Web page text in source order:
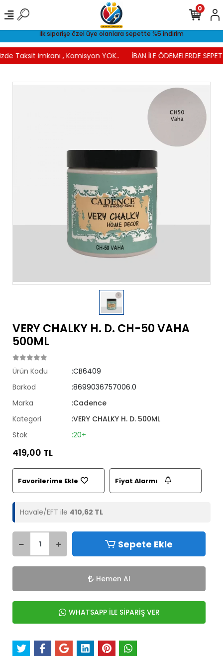
İlk siparişe özel üye olanlara sepette %5 indirim
Taksit imkanı , Komisyon YOK.. İBAN İLE ÖDEMELERDE
0
VERY CHALKY H. D. CH-50 VAHA
500ML
Ürün Kodu
:CB6409
Barkod
:8699036757006.0
Marka
:Cadence
Kategori
:VERY CHALKY H. D. 500ML
Stok
:20+
419,00 TL
Favorilerime Ekle Fiyat Alarmı
Havale/EFT ile 410,62 TL
Sepete Ekle
Hemen Al
WHATSAPP İLE SİPARİŞ VER